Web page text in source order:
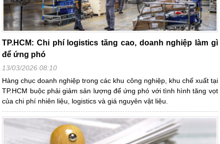
TP.HCM: Chi phí logistics tăng cao, doanh nghiệp làm gì
để ứng phó
13/03/2026 08:10
Hàng chục doanh nghiệp trong các khu công nghiệp, khu chế xuất tại
TP.HCM buộc phải giảm sản lượng để ứng phó với tình hình tăng vọt
của chi phí nhiên liệu, logistics và giá nguyên vật liệu.